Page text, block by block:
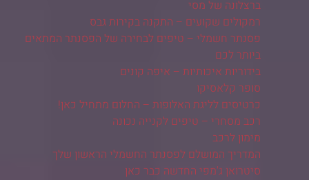
ברצלונה של מסי
רמקולים שקועים – התקנה בקירות גבס
פסנתר חשמלי – טיפים לבחירה של הפסנתר המתאים
ביותר לכם
בידוריות איכותיות – איפה קונים
סופר קלאסיקו
כרטיסים לליגת האלופות – החלום מתחיל כאן!
רכב מסחרי – טיפים לקנייה נכונה
מימון לרכב
המדריך המושלם לפסנתר החשמלי הראשון שלך
סיטרואן ג'מפי החדשה כבר כאן